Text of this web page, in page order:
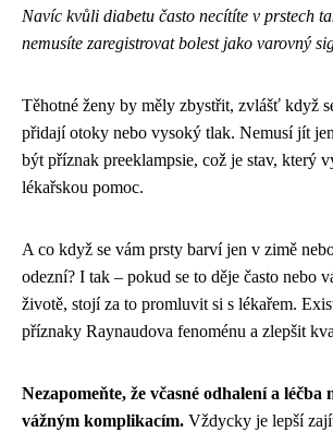
Navíc kvůli diabetu často necítíte v prstech
nemusíte zaregistrovat bolest jako varovný
Těhotné ženy by měly zbystřit, zvlášť když
přidají otoky nebo vysoký tlak. Nemusí jít
být příznak preeklampsie, což je stav, který
lékařskou pomoc.
A co když se vám prsty barví jen v zimě
odezní? I tak – pokud se to děje často nebo
životě, stojí za to promluvit si s lékařem.
příznaky Raynaudova fenoménu a zlepšit
Nezapomeňte, že včasné odhalení a
vážným komplikacím. Vždycky je lepší